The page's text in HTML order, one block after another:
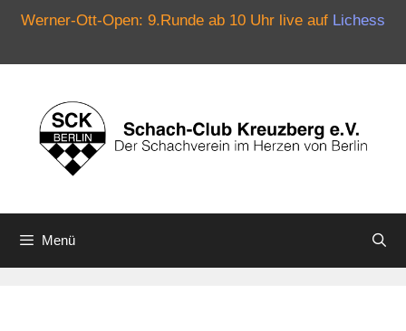
Werner-Ott-Open: 9.Runde ab 10 Uhr live auf Lichess
springen
Menü